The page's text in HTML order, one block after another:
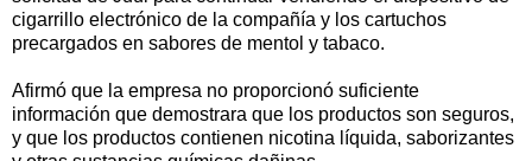
cigarrillo electrónico de la compañía y los cartuchos
precargados en sabores de mentol y tabaco.
Afirmó que la empresa no proporcionó suficiente
información que demostrara que los productos son seguros,
y que los productos contienen nicotina líquida, saborizantes